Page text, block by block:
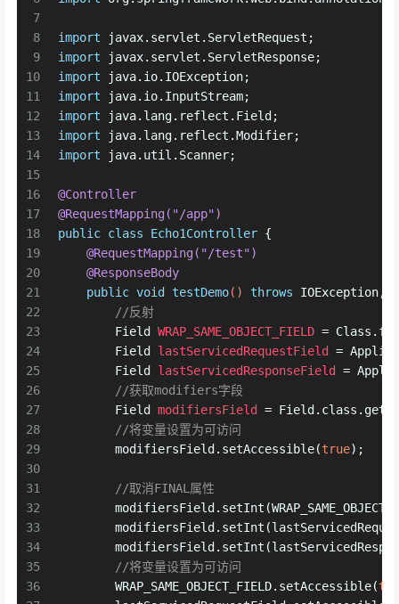
7
8
9
10
11
12
13
14
15
16
17
18
19
20
21
22
23
24
25
26
27
28
29
30
31
32
33
34
35
36
import javax.servlet.ServletRequest;
import javax.servlet.ServletResponse;
import java.io.IOException;
import java.io.InputStream;
import java.lang.reflect.Field;
import java.lang.reflect.Modifier;
import java.util.Scanner;
@Controller
@RequestMapping("/app")
public class Echo1Controller {
@RequestMapping("/test")
@ResponseBody
public void testDemo() throws IOException,
//反射
Field
WRAP_SAME_OBJECT_FIELD =
Field
lastServicedRequestField =
Field
lastServicedResponseField =
//获取modifiers字段
Field
modifiersField =
//将变量设置为可访问
        modifiersField.setAccessible(
true);
//取消FINAL属性
//将变量设置为可访问
        WRAP_SAME_OBJECT_FIELD.setAccessible(